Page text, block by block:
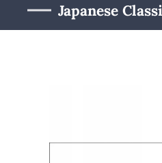
Japanese